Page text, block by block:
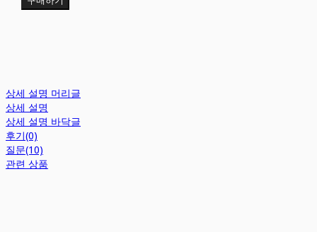
상세 설명 머리글
상세 설명
상세 설명 바닥글
후기(0)
질문(10)
관련 상품